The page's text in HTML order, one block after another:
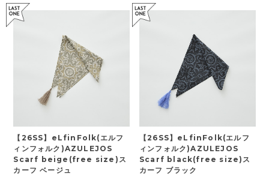
【26SS】eLfinFolk(エルフ
ィンフォルク)AZULEJOS
Scarf beige(free size)ス
カーフ ベージュ
【26SS】eLfinFolk(エルフ
ィンフォルク)AZULEJOS
Scarf black(free size)ス
カーフ ブラック